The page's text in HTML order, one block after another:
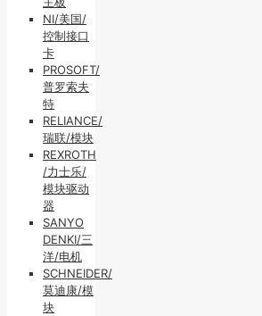
NI/美国/
控制接口
卡
PROSOFT/
普罗索夫
特
RELIANCE/
瑞联/模块
REXROTH
/力士乐/
模块驱动
器
SANYO
DENKI/三
洋/电机
SCHNEIDER/
莫迪康/模
块